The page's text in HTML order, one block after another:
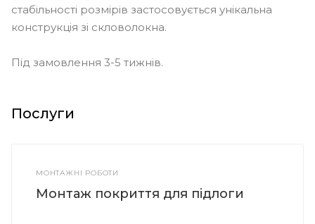
стабільності розмірів застосовується унікальна
конструкція зі скловолокна.
Під замовлення 3-5 тижнів.
Послуги
МОНТАЖНІ РОБОТИ
Монтаж покриття для підлоги